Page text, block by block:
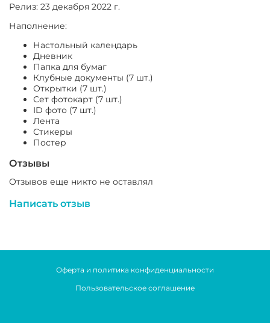
Релиз: 23 декабря 2022 г.
Наполнение:
Настольный календарь
Дневник
Папка для бумаг
Клубные документы (7 шт.)
Открытки (7 шт.)
Сет фотокарт (7 шт.)
ID фото (7 шт.)
Лента
Стикеры
Постер
Отзывы
Отзывов еще никто не оставлял
Написать отзыв
Оферта и политика конфиденциальности
Пользовательское соглашение